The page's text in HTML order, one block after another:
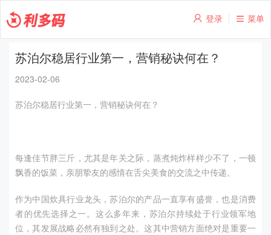
菜单
登录
苏泊尔稳居行业第一，营销秘诀何在？
2023-02-06
苏泊尔稳居行业第一，营销秘诀何在？
每逢佳节胖三斤，尤其是年关之际，蒸煮炖炸样样少不了，一顿
飘香的饭菜，亲朋挚友的感情在舌尖美食的交流之中传递。
作为中国炊具行业龙头，苏泊尔的产品一直享有盛誉，也是消费
者的优先选择之一。这么多年来，苏泊尔持续处于行业领军地
位，其发展战略必然有独到之处。这其中营销方面绝对是重要一